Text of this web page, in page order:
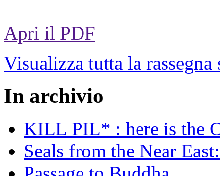
Apri il PDF
Visualizza tutta la rassegna
In archivio
KILL PIL* : here is the
Seals from the Near